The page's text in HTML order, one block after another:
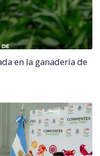
en la ganadería de